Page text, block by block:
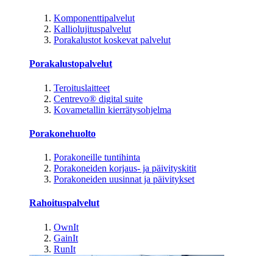
Komponenttipalvelut
Kalliolujituspalvelut
Porakalustot koskevat palvelut
Porakalustopalvelut
Teroituslaitteet
Centrevo® digital suite
Kovametallin kierrätysohjelma
Porakonehuolto
Porakoneille tuntihinta
Porakoneiden korjaus- ja päivityskitit
Porakoneiden uusinnat ja päivitykset
Rahoituspalvelut
OwnIt
GainIt
RunIt